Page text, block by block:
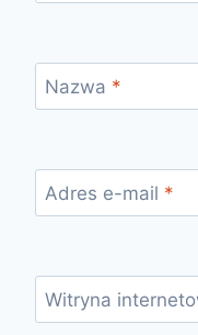
Nazwa *
Adres e-mail *
Witryna